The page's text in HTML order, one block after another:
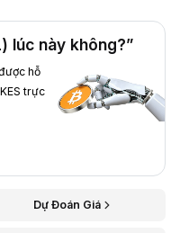
lúc này không?”
hỗ
trực
Dự Đoán Giá